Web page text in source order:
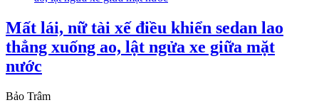
Mất lái, nữ tài xế điều khiển sedan lao
thẳng xuống ao, lật ngửa xe giữa mặt
nước
Bảo Trâm